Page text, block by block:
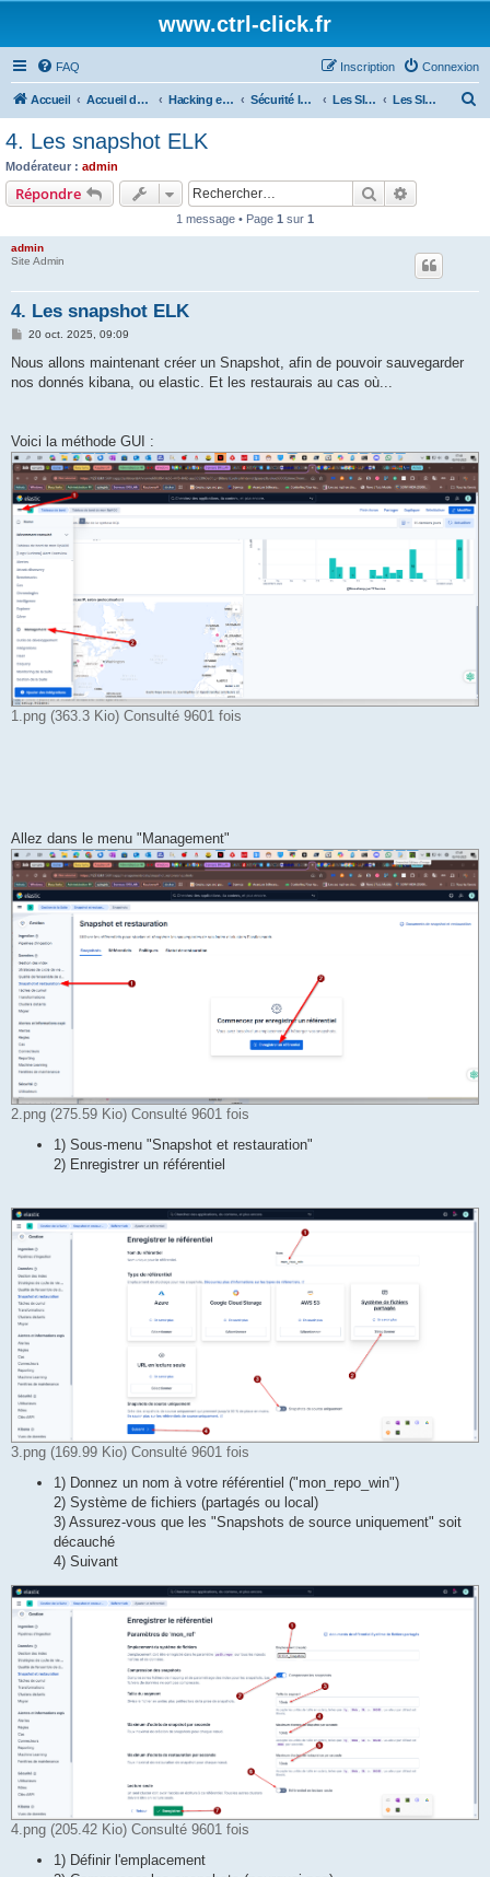
www.ctrl-click.fr
FAQ Connexion
Inscription
Accueil Accueil du forum Hacking et programmation Sécurité Informatique Les SIEM (Security Information and Event Management) Les SIEM avec ELK (Elastic)
4. Les snapshot ELK
Modérateur : admin
Répondre Rechercher
1 message • Page 1 sur 1
admin
Site Admin
4. Les snapshot ELK
M
s
a
20 oct. 2025, 09:09
Nous allons maintenant créer un Snapshot, afin de pouvoir sauvegarder
nos donnés kibana, ou elastic. Et les restaurais au cas où...
Voici la méthode GUI :
1.png (363.3 Kio) Consulté 9601 fois
Allez dans le menu "Management"
2.png (275.59 Kio) Consulté 9601 fois
1) Sous-menu "Snapshot et restauration"
2) Enregistrer un référentiel
3.png (169.99 Kio) Consulté 9601 fois
1) Donnez un nom à votre référentiel ("mon_repo_win")
2) Système de fichiers (partagés ou local)
3) Assurez-vous que les "Snapshots de source uniquement" soit
décauché
4) Suivant
4.png (205.42 Kio) Consulté 9601 fois
1) Définir l'emplacement